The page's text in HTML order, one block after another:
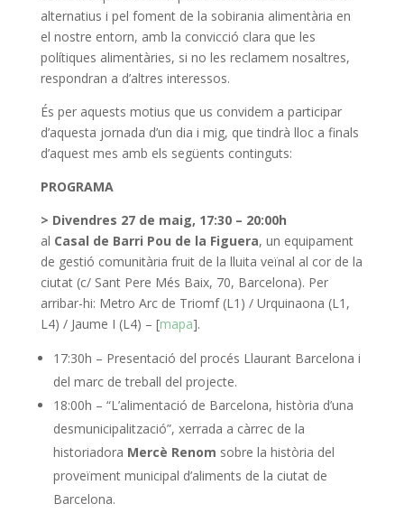
alternatius i pel foment de la sobirania alimentària en
el nostre entorn, amb la convicció clara que les
polítiques alimentàries, si no les reclamem nosaltres,
respondran a d’altres interessos.
És per aquests motius que us convidem a participar
d’aquesta jornada d’un dia i mig, que tindrà lloc a finals
d’aquest mes amb els següents continguts:
PROGRAMA
> Divendres 27 de maig, 17:30 – 20:00h
al Casal de Barri Pou de la Figuera, un equipament
de gestió comunitària fruit de la lluita veïnal al cor de la
ciutat (c/ Sant Pere Més Baix, 70, Barcelona). Per
arribar-hi: Metro Arc de Triomf (L1) / Urquinaona (L1,
L4) / Jaume I (L4) – [mapa].
17:30h – Presentació del procés Llaurant Barcelona i
del marc de treball del projecte.
18:00h – “L’alimentació de Barcelona, història d’una
desmunicipalització”, xerrada a càrrec de la
historiadora Mercè Renom sobre la història del
proveïment municipal d’aliments de la ciutat de
Barcelona.